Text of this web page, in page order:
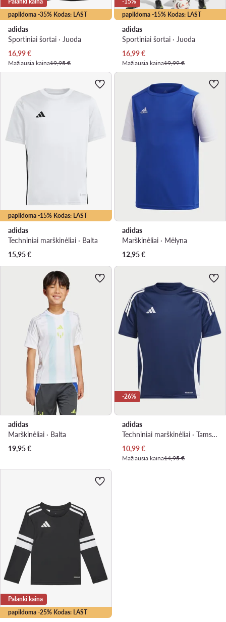
papildoma -35% Kodas: LAST
adidas
Sportiniai šortai · Juoda
Dabartinė kaina
16,99€
Mažiausia kaina19,95 €
papildoma -15% Kodas: LAST
adidas
Sportiniai šortai · Juoda
Dabartinė kaina
16,99€
Mažiausia kaina19,99 €
papildoma -15% Kodas: LAST
adidas
Techniniai marškinėliai · Balta
15,95€
adidas
Marškinėliai · Mėlyna
12,95€
adidas
Marškinėliai · Balta
19,95€
-26%
adidas
Techniniai marškinėliai · Tamsiai mėlyna
Dabartinė kaina
10,99€
Mažiausia kaina14,95 €
papildoma -25% Kodas: LAST
Palanki kaina